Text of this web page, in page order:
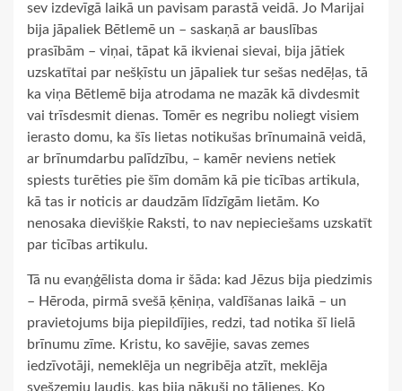
sev izdevīgā laikā un pavisam parastā veidā. Jo Marijai
bija jāpaliek Bētlemē un – saskaņā ar bauslības
prasībām – viņai, tāpat kā ikvienai sievai, bija jātiek
uzskatītai par nešķīstu un jāpaliek tur sešas nedēļas, tā
ka viņa Bētlemē bija atrodama ne mazāk kā divdesmit
vai trīsdesmit dienas. Tomēr es negribu noliegt visiem
ierasto domu, ka šīs lietas notikušas brīnumainā veidā,
ar brīnumdarbu palīdzību, – kamēr neviens netiek
spiests turēties pie šīm domām kā pie ticības artikula,
kā tas ir noticis ar daudzām līdzīgām lietām. Ko
nenosaka dievišķie Raksti, to nav nepieciešams uzskatīt
par ticības artikulu.
Tā nu evaņģēlista doma ir šāda: kad Jēzus bija piedzimis
– Hēroda, pirmā svešā ķēniņa, valdīšanas laikā – un
pravietojums bija piepildījies, redzi, tad notika šī lielā
brīnumu zīme. Kristu, ko savējie, savas zemes
iedzīvotāji, nemeklēja un negribēja atzīt, meklēja
svešzemju ļaudis, kas bija nākuši no tālienes. Ko